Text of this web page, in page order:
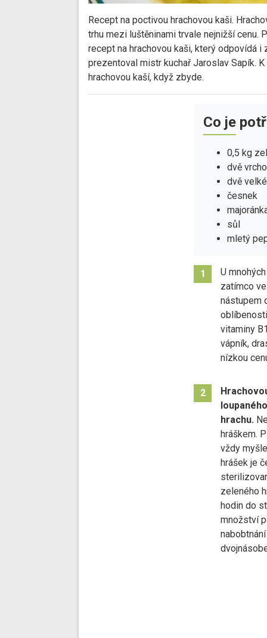
Recept na poctivou hrachovou kaši.
trhu mezi luštěninami trvale nejnižší cenu.
recept na hrachovou kaši, který odpovídá
prezentoval mistr kuchař Jaroslav Sapík.
hrachovou kaší, když zbyde.
Co je
0,5 kg
dvě
dvě
česnek
sůl
mletý
1
U
zatímco
nástupem
vitaminy
vápník,
nízkou
2
hrachu.
hráškem.
vždy
hrášek je
zeleného
hodin do
množství